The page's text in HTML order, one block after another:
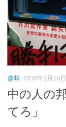
趣味 2018年3月26日
中の人の
てろ」